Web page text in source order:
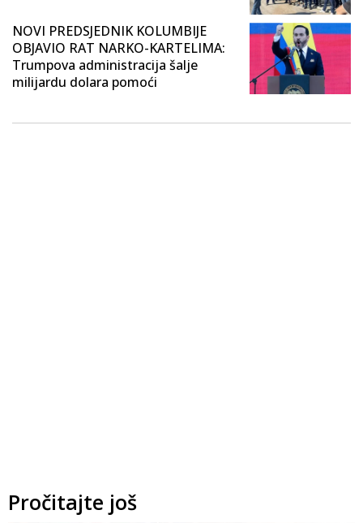
NOVI PREDSJEDNIK KOLUMBIJE
OBJAVIO RAT NARKO-KARTELIMA:
Trumpova administracija šalje
milijardu dolara pomoći
Pročitajte još